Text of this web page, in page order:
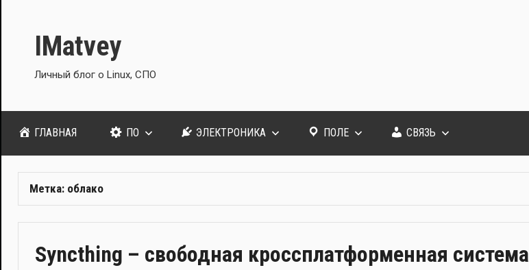
содержимому
IMatvey
Личный блог о Linux, СПО
ГЛАВНАЯ ПО ЭЛЕКТРОНИКА ПОЛЕ СВЯЗЬ
Метка: облако
Syncthing – свободная кроссплатформенная система